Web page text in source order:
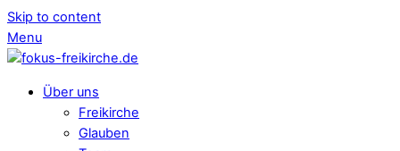
Skip to content
Menu
Über uns
Freikirche
Glauben